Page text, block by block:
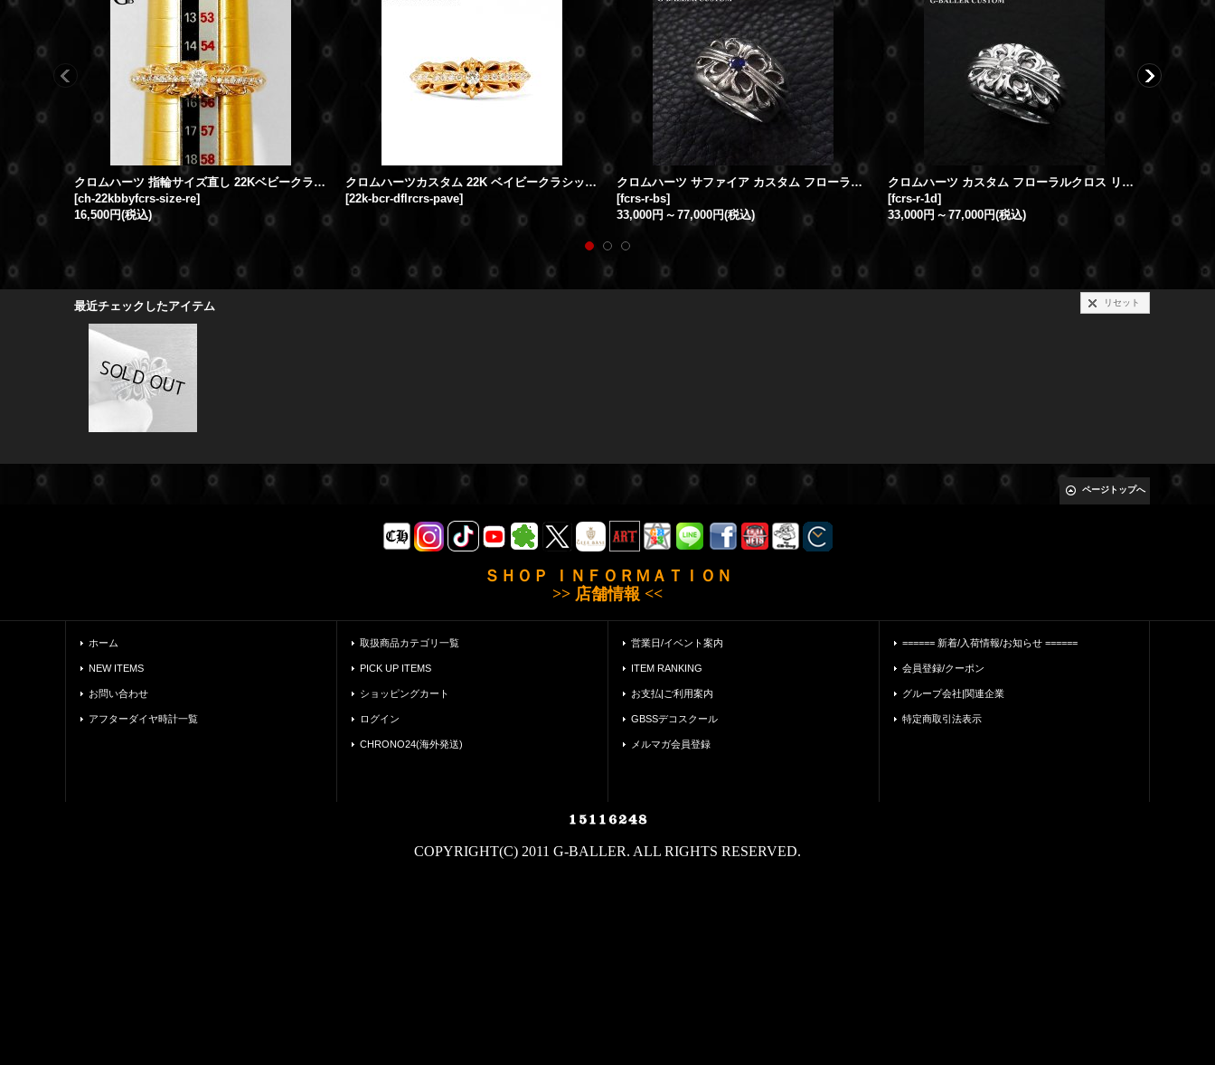
クロムハーツ 指輪サイズ直し 22Kベビークラシックリング フローラルクロス サイズダウン
[ch-22kbbyfcrs-size-re]
16,500円(税込)
クロムハーツカスタム 22K ベイビークラシック ダブルフローラルクロス リング パヴェダイヤ
[22k-bcr-dflrcrs-pave]
クロムハーツ サファイア カスタム フローラルクロス
[fcrs-r-bs]
33,000円 ～ 77,000円(税込)
クロムハーツ カスタム フローラルクロス リング ダイヤ
[fcrs-r-1d]
33,000円 ～77,000円(税込)
0円～
最近チェックしたアイテム リセット
ページトップへ
ＳＨＯＰ ＩＮＦＯＲＭＡＴＩＯＮ
>> 店舗情報 <<
ホーム
NEW ITEMS
お問い合わせ
アフターダイヤ時計一覧
取扱商品カテゴリ一覧
PICK UP ITEMS
ショッピングカート
ログイン
CHRONO24(海外発送)
営業日/イベント案内
ITEM RANKING
お支払|ご利用案内
GBSSデコスクール
メルマガ会員登録
====== 新着/入荷情報/お知らせ ======
会員登録/クーポン
グループ会社|関連企業
特定商取引法表示
COPYRIGHT(C) 2011 G-BALLER. ALL RIGHTS RESERVED.